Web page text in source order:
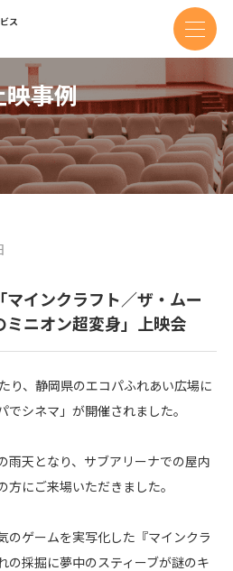
ス
映事例
インクラフト／ザ・ムー
ミニオン超変身」上映会
り、静岡県のエコパふれあい広場に
シネマ」が開催されました。
雨天となり、サブアリーナでの屋内
方にご来場いただきました。
のゲームを実写化した『マインクラ
の採掘に夢中のスティーブが謎のキ